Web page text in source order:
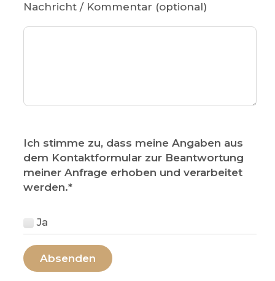
Nachricht / Kommentar (optional)
Ich stimme zu, dass meine Angaben aus
dem Kontaktformular zur Beantwortung
meiner Anfrage erhoben und verarbeitet
werden.*
Ja